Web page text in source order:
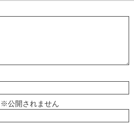
※公開されません